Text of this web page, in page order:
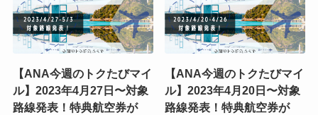
【ANA今週のトクたびマイ
ル】2023年4月27日〜対象
路線発表！特典航空券が
【ANA今週のトクたびマイ
ル】2023年4月20日〜対象
路線発表！特典航空券が